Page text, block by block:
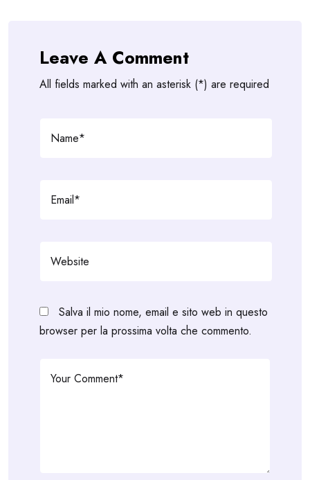
Leave A Comment
All fields marked with an asterisk (*) are required
Salva il mio nome, email e sito web in questo
browser per la prossima volta che commento.